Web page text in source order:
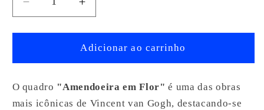
Diminuir
a
quantidade
Quadro
Amendoeira
Em
Aumentar
a
quantidade
de
Quadro
Amendoeira
Em
Adicionar ao carrinho
O quadro "Amendoeira em Flor" é uma das obras
mais icônicas de Vincent van Gogh, destacando-se